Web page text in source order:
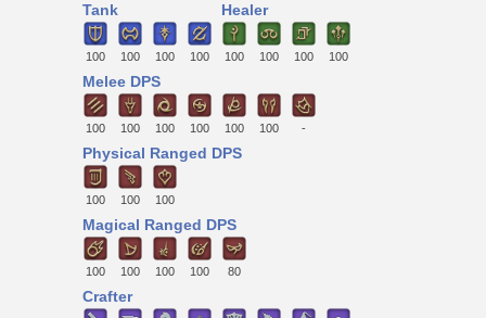
Tank
100 100 100 100
Healer
100 100 100 100
Melee DPS
100 100 100 100 100 100 -
Physical Ranged DPS
100 100 100
Magical Ranged DPS
100 100 100 100 80
Crafter